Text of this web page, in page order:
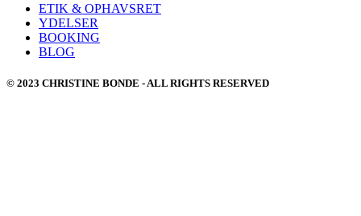
ETIK & OPHAVSRET
YDELSER
BOOKING
BLOG
© 2023 CHRISTINE BONDE - ALL RIGHTS RESERVED